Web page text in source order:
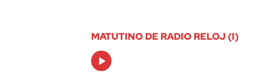
MATUTINO DE RADIO RELOJ (I)
Audio
Player